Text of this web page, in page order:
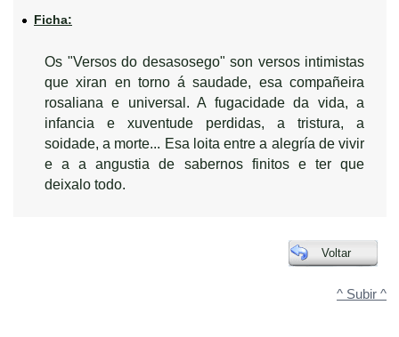
Ficha:
Os "Versos do desasosego" son versos intimistas
que xiran en torno á saudade, esa compañeira
rosaliana e universal. A fugacidade da vida, a
infancia e xuventude perdidas, a tristura, a
soidade, a morte... Esa loita entre a alegría de vivir
e a a angustia de sabernos finitos e ter que
deixalo todo.
Voltar
^ Subir ^